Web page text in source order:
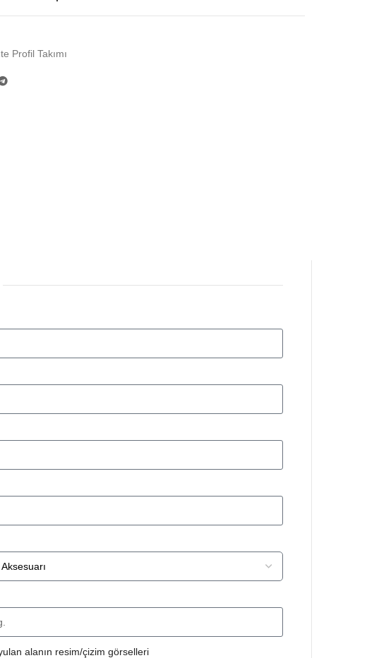
Profil Takımı
alanın resim/çizim görselleri